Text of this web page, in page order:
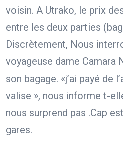
voisin. A Utrako, le prix
entre les deux parties
Discrètement, Nous
voyageuse dame Camara
son bagage. «j’ai payé de
valise », nous informe t-
nous surprend pas .Cap
gares.